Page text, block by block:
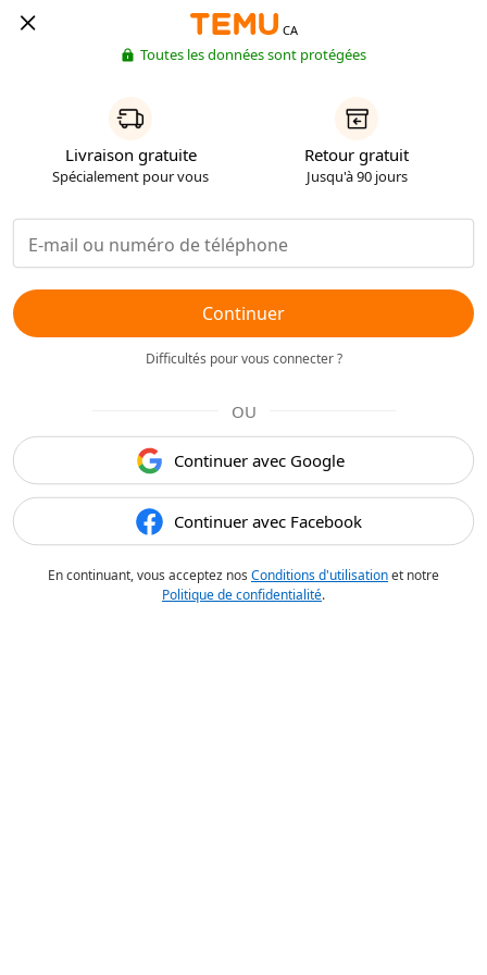
CA
Toutes les données sont protégées
Livraison gratuite
Spécialement pour vous
Retour gratuit
Jusqu'à 90 jours
Continuer
Difficultés pour vous connecter ?
OU
Continuer avec Google
Continuer avec Facebook
En continuant, vous acceptez nos Conditions d'utilisationet notre
Politique de confidentialité.